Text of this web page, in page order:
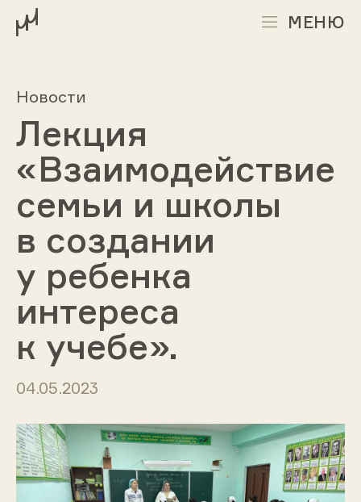
МЕНЮ
Новости
Лекция
«Взаимодействие
семьи и школы
в создании
у ребенка
интереса
к учебе».
04.05.2023